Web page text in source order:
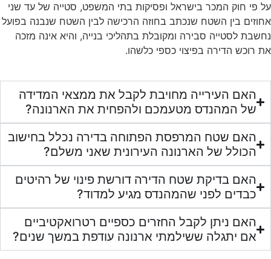
על פי חוק המכר בישראל ופסיקות בתי המשפט, סטייה של עד שני
אחוזים בין השטח שנכתב בחוזה הרכישה לבין השטח שנבנה בפועל
נחשבת לסטייה סבירה ומקובלת בתהליכי בנייה, והיא אינה מזכה
את רוכש הדירה בפיצוי כספי כלשהו.
האם העירייה מחויבת לקבל את ממצאי המדידה
של המהנדס מטעמכם ולהפחית את הארנונה?
האם שטח המרפסת הפתוחה בדירה נכלל בחישוב
הכולל של הארנונה העירונית שאני משלם?
האם בדיקת שטח הדירה דורשת פינוי של רהיטים
כבדים לפני שהמהנדס מגיע למדוד?
האם ניתן לקבל החזרים כספיים רטרואקטיביים
אם יתגלה ששילמתי ארנונה עודפת במשך שנים?